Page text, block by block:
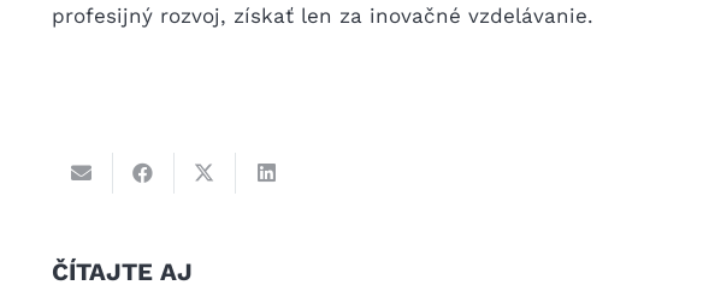
profesijný rozvoj, získať len za inovačné vzdelávanie.
ČÍTAJTE AJ